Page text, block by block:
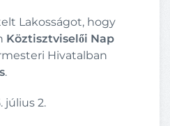
Lakosságot, hogy
Köztisztviselői Nap
Hivatalban
.
július 2.